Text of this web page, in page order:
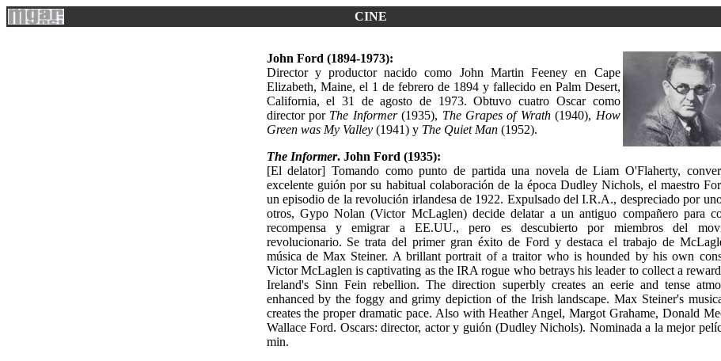
CINE
John Ford (1894-1973):
Director y productor nacido como John Martin Feeney en Cape
Elizabeth, Maine, el 1 de febrero de 1894 y fallecido en Palm Desert,
California, el 31 de agosto de 1973. Obtuvo cuatro Oscar como
director por The Informer(1935), The Grapes of Wrath(1940), How
Green was My Valley(1941) y The Quiet Man(1952).
The Informer. John Ford (1935):
[El delator] Tomando como punto de partida una novela de Liam O'Flaherty,
excelente guión por su habitual colaboración de la época Dudley Nichols, el maestro
un episodio de la revolución irlandesa de 1922. Expulsado del I.R.A., despreciado por
otros, Gypo Nolan (Victor McLaglen) decide delatar a un antiguo compañero para
recompensa y emigrar a EE.UU., pero es descubierto por miembros del
revolucionario. Se trata del primer gran éxito de Ford y destaca el trabajo de
música de Max Steiner. A brillant portrait of a traitor who is hounded by his own
Victor McLaglen is captivating as the IRA rogue who betrays his leader to collect a
Ireland's Sinn Fein rebellion. The direction superbly creates an eerie and tense
enhanced by the foggy and grimy depiction of the Irish landscape. Max Steiner's
creates the proper dramatic pace. Also with Heather Angel, Margot Grahame, Donald
Wallace Ford. Oscars: director, actor y guión (Dudley Nichols). Nominada a la mejor
min.